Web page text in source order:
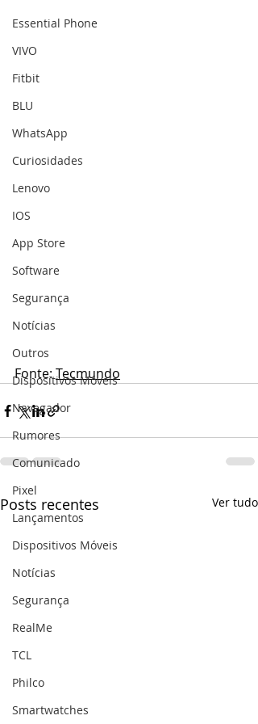
Essential Phone
VIVO
Fitbit
BLU
WhatsApp
Curiosidades
Lenovo
IOS
App Store
Software
Segurança
Notícias
Outros
Dispositivos Móveis
Navegador
Rumores
Comunicado
Pixel
Lançamentos
Dispositivos Móveis
Notícias
Segurança
RealMe
TCL
Philco
Smartwatches
Fonte: Tecmundo
Posts recentes Ver tudo